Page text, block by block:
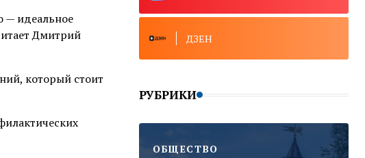
— идеальное
Дмитрий
который стоит
ДЗЕН
РУБРИКИ
ОБЩЕСТВО